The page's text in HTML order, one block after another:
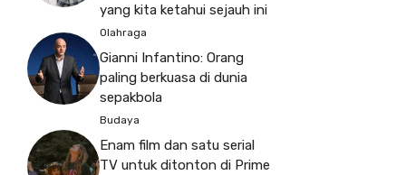
yang kita ketahui sejauh ini
Olahraga
Gianni Infantino: Orang
paling berkuasa di dunia
sepakbola
Budaya
Enam film dan satu serial
TV untuk ditonton di Prime